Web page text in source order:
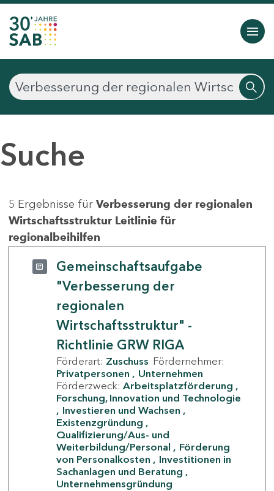
Suche
5 Ergebnisse für Verbesserung der regionalen
Wirtschaftsstruktur Leitlinie für
regionalbeihilfen
Gemeinschaftsaufgabe
"Verbesserung der
regionalen
Wirtschaftsstruktur" -
Richtlinie GRW RIGA
Förderart: Zuschuss Fördernehmer:
Privatpersonen
Unternehmen
Förderzweck: Arbeitsplatzförderung
Forschung, Innovation und Technologie
Investieren und Wachsen
Existenzgründung
Qualifizierung/Aus- und
Weiterbildung/Personal
Förderung
von Personalkosten
Investitionen in
Sachanlagen und Beratung
Unternehmensgründung